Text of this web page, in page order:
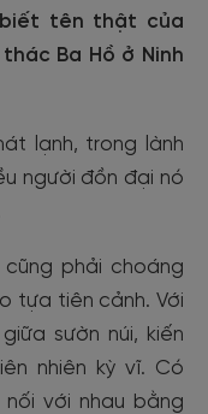
tên thật của
Ba Hồ ở Ninh
lạnh, trong lành
người đồn đại nó
phải choáng
tựa tiên cảnh. Với
sườn núi, kiến
nhiên kỳ vĩ. Có
với nhau bằng